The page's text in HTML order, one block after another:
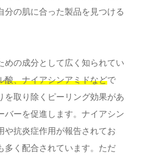
の肌に合った製品を見つける
めの成分として広く知られてい
酸、ナイアシンアミドなどで
を取り除くピーリング効果があ
バーを促進します。ナイアシン
や抗炎症作用が報告されてお
多く配合されています。ただ